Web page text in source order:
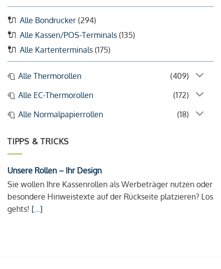
Alle Bondrucker (294)
Alle Kassen/POS-Terminals (135)
Alle Kartenterminals (175)
Alle Thermorollen
(409)
Alle EC-Thermorollen
(172)
Alle Normalpapierrollen
(18)
TIPPS & TRICKS
Unsere Rollen – Ihr Design
Sie wollen Ihre Kassenrollen als Werbeträger nutzen oder
besondere Hinweistexte auf der Rückseite platzieren? Los
gehts! [...]